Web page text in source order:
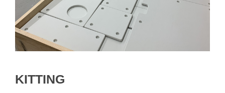
KITTING